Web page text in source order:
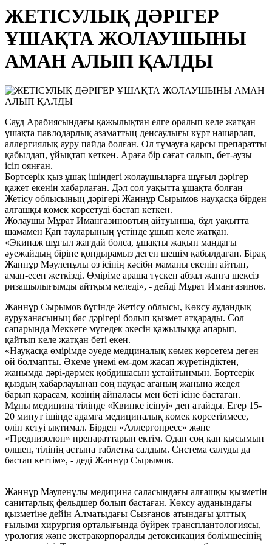
ЖЕТІСУЛЫҚ ДӘРІГЕР
ҰШАҚТА ЖОЛАУШЫНЫ
АМАН АЛЫП ҚАЛДЫ
Сауд Арабиясындағы қажылықтан елге оралып келе жатқан
ұшақта павлодарлық азаматтың денсаулығы күрт нашарлап,
аллергиялық ауру пайда болған. Ол тұмауға қарсы препаратты
қабылдап, ұйықтап кеткен. Араға бір сағат салып, бет-аузы
ісіп оянған.
Бортсерік қыз ұшақ ішіндегі жолаушыларға шұғыл дәрігер
қажет екенін хабарлаған. Дәл сол уақытта ұшақта болған
Жетісу облысының дәрігері Жаннұр Сырымов науқасқа бірден
алғашқы көмек көрсетуді бастап кеткен.
Жолаушы Мұрат Иманғазиновтың айтуынша, бұл уақытта
шамамен Қап тауларының үстінде ұшып келе жатқан.
«Экипаж шұғыл жағдай болса, ұшақты жақын маңдағы
әуежайдың біріне қондырамыз деген шешім қабылдаған. Бірақ
Жаннұр Мәуленұлы өз ісінің кәсіби маманы екенін айтып,
аман-есен жеткізді. Өміріме араша түскен абзал жанға шексіз
ризашылығымды айтқым келеді», - дейді Мұрат Иманғазинов.
Жаннұр Сырымов бүгінде Жетісу облысы, Көксу аудандық
ауруханасының бас дәрігері болып қызмет атқарады. Сол
сапарында Меккеге мүгедек әкесін қажылыққа апарып,
қайтып келе жатқан беті екен.
«Науқасқа өмірімде әуеде медциналық көмек көрсетем деген
ой болмапты. Әкеме үнемі ем-дом жасап жүретіндіктен,
жанымда дәрі-дәрмек қобдишасын ұстайтынмын. Бортсерік
қыздың хабарлауынан соң науқас ағаның жанына жедел
барып қарасам, көзінің айналасы мен беті ісіне бастаған.
Мұны медицина тілінде «Квинке ісінуі» деп атайды. Егер 15-
20 минут ішінде адамға медициналық көмек көрсетілмесе,
өліп кетуі ықтимал. Бірден «Аллергопресс» және
«Преднизолон» препараттарын ектім. Одан соң қан қысымын
өлшеп, тілінің астына таблетка салдым. Система салуды да
бастап кеттім», - деді Жаннұр Сырымов.
Жаннұр Мауленұлы медицина саласындағы алғашқы қызметін
санитарлық фельдшер болып бастаған. Көксу ауданындағы
қызметіне дейін Алматыдағы Сызғанов атындағы ұлттық
ғылыми хирургия орталығында бүйрек трансплантологиясы,
урология және экстракорпоралды детоксикация бөлімшесінің